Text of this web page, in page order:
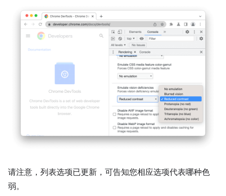
请注意，列表选项已更新，可告知您相应选项代表哪种色
弱。